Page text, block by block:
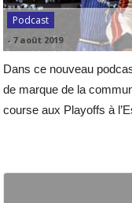
Podcast
- 7 août 2019
Dans ce nouveau
de marque de la
course aux Playoffs à